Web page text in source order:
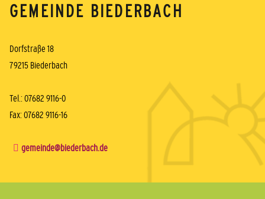
GEMEINDE BIEDERBACH
Dorfstraße 18
79215 Biederbach
Tel.: 07682 9116-0
Fax: 07682 9116-16
gemeinde@biederbach.de